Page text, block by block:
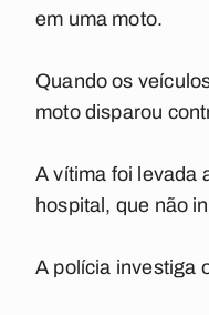
em uma moto.
Quando os
moto disparou
A vítima foi levada
hospital, que não
A polícia investiga